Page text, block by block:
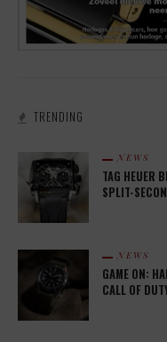
TRENDING
NEWS
TAG HEUER
SPLIT-
NEWS
GAME ON:
CALL OF